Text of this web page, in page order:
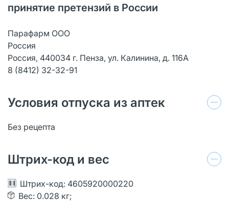
принятие претензий в России
Парафарм ООО
Россия
Россия, 440034 г. Пенза, ул. Калинина, д. 116А
8 (8412) 32-32-91
Условия отпуска из аптек
Без рецепта
Штрих-код и вес
Штрих-код: 4605920000220
Вес: 0.028 кг;